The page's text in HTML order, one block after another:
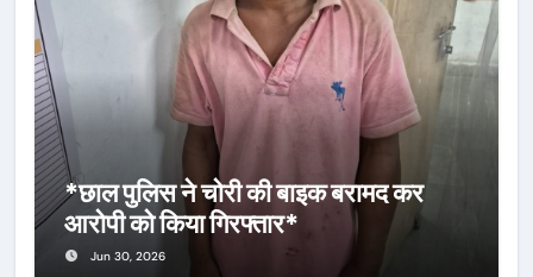
*छाल पुलिस ने चोरी की बाइक बरामद कर
आरोपी को किया गिरफ्तार*
Jun 30, 2026